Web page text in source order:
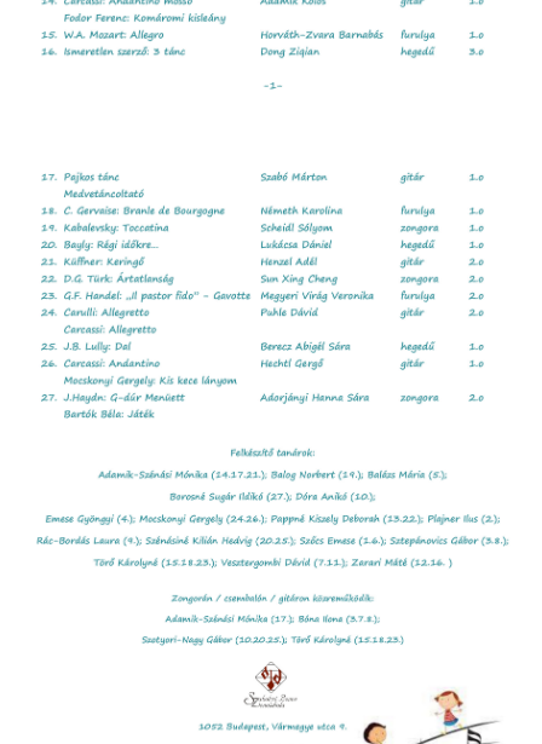
Területi Válogatója
emlékére